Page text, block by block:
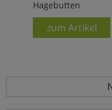
Hagebutten
zum Artikel